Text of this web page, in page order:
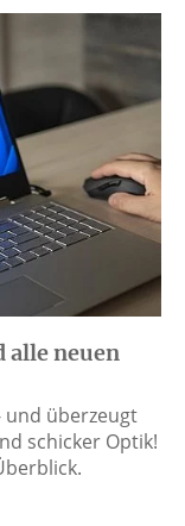
alle neuen
und überzeugt
schicker Optik!